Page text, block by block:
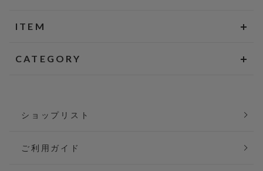
ITEM
CATEGORY
ショップリスト
ご利用ガイド